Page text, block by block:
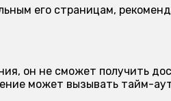
его страницам,
он не сможет получить
может вызывать тайм-